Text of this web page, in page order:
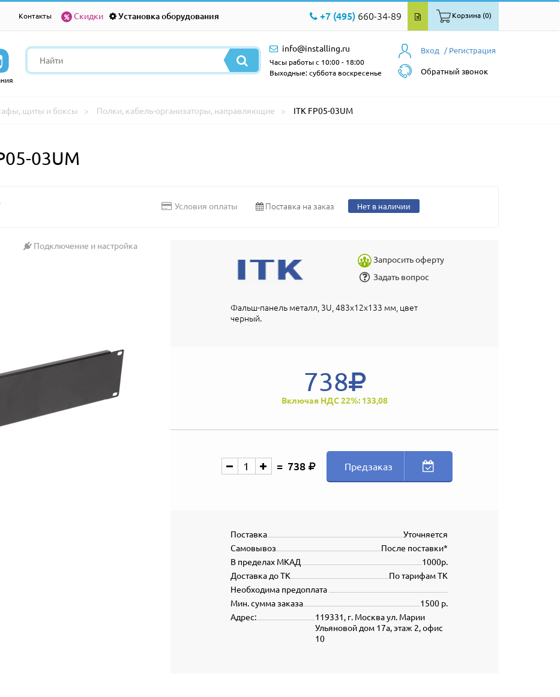
Контакты Скидки Установка оборудования +7 (495) 660-34-89 Корзина (0)
Вход / Регистрация
Обратный звонок
info@installing.ru
Часы работы с 10:00 - 18:00
Выходные: суббота воскресенье
щиты и боксы Полки, кабель-организаторы, направляющие ITK FP05-03UM
03UM
Условия оплаты Поставка на заказ Нет в наличии
Подключение и настройка
Запросить оферту
Задать вопрос
Фальш-панель металл, 3U, 483х12х133 мм, цвет
черный.
738
Включая НДС 22%: 133,08
738 Предзаказ
Уточняется
Поставка
После поставки*
Самовывоз
1000р.
В пределах МКАД
По тарифам ТК
Доставка до ТК
Необходима предоплата
1500 р.
Мин. сумма заказа
119331, г. Москва ул. Марии
Ульяновой дом 17а, этаж 2, офис
10
Адрес: